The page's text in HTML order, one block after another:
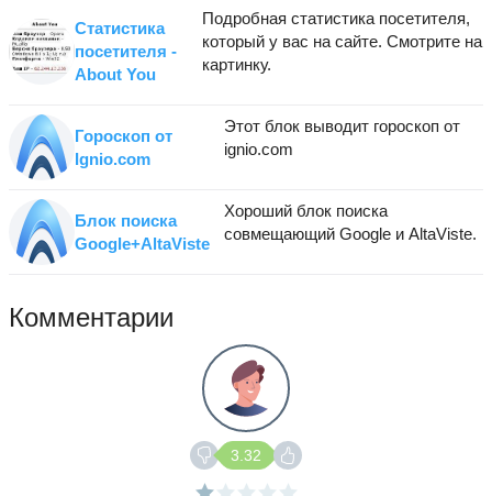
Статистика
посетителя -
About You
Подробная статистика посетителя,
который у вас на сайте. Смотрите на
картинку.
Гороскоп от
Ignio.com
Этот блок выводит гороскоп от
ignio.com
Блок поиска
Google+AltaViste
Хороший блок поиска
совмещающий Google и AltaViste.
Комментарии
3.32